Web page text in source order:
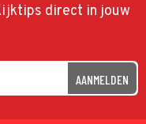
direct in jouw
AANMELDEN